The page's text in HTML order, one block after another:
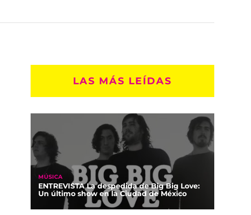
LAS MÁS LEÍDAS
MÚSICA
ENTREVISTA La despedida de Big Big Love:
Un último show en la Ciudad de México